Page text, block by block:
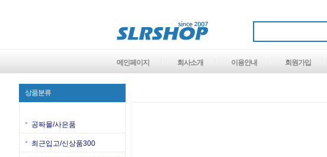
메인페이지 회사소개 이용안내 회원가입
상품분류
공짜몰/사은품
최근입고/신상품300